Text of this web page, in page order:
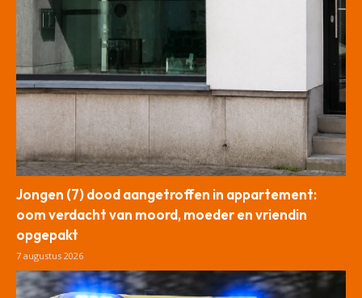
Jongen (7) dood aangetroffen in appartement:
oom verdacht van moord, moeder en vriendin
opgepakt
7 augustus 2026